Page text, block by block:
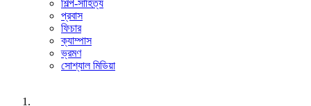
শিল্প-সাহিত্য
প্রবাস
ফিচার
ক্যাম্পাস
ভ্রমণ
সোশ্যাল মিডিয়া